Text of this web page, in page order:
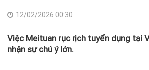
12/02/2026 00:30
Việc Meituan rục rịch tuyển dụng tại
nhận sự chú ý lớn.